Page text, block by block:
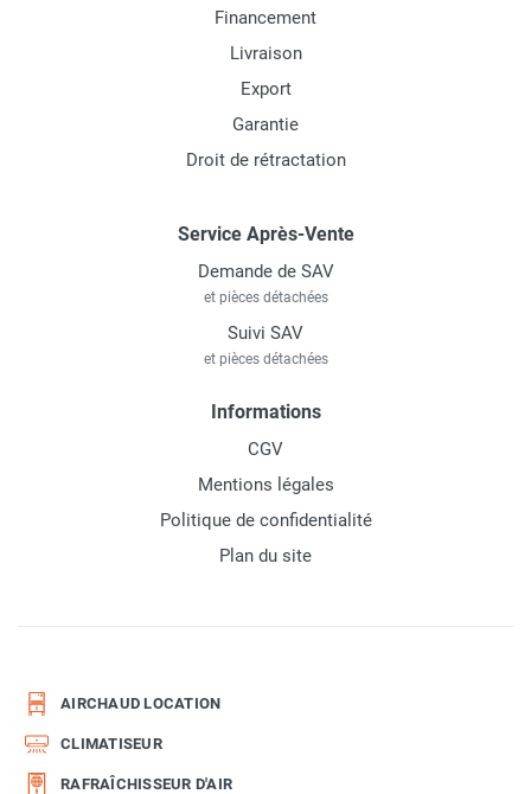
Financement
Livraison
Export
Garantie
Droit de rétractation
Service Après-Vente
Demande de SAV
et pièces détachées
Suivi SAV
et pièces détachées
Informations
CGV
Mentions légales
Politique de confidentialité
Plan du site
AIRCHAUD LOCATION
CLIMATISEUR
RAFRAÎCHISSEUR D'AIR